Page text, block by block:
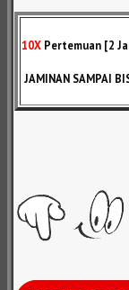
10X Pertemuan [2
JAMINAN SAMPAI